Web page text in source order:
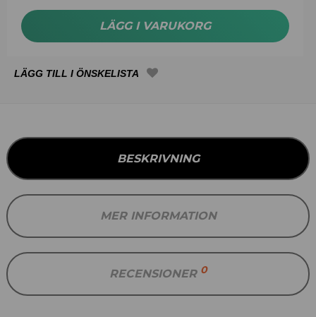
LÄGG I VARUKORG
BESKRIVNING
MER INFORMATION
RECENSIONER 0